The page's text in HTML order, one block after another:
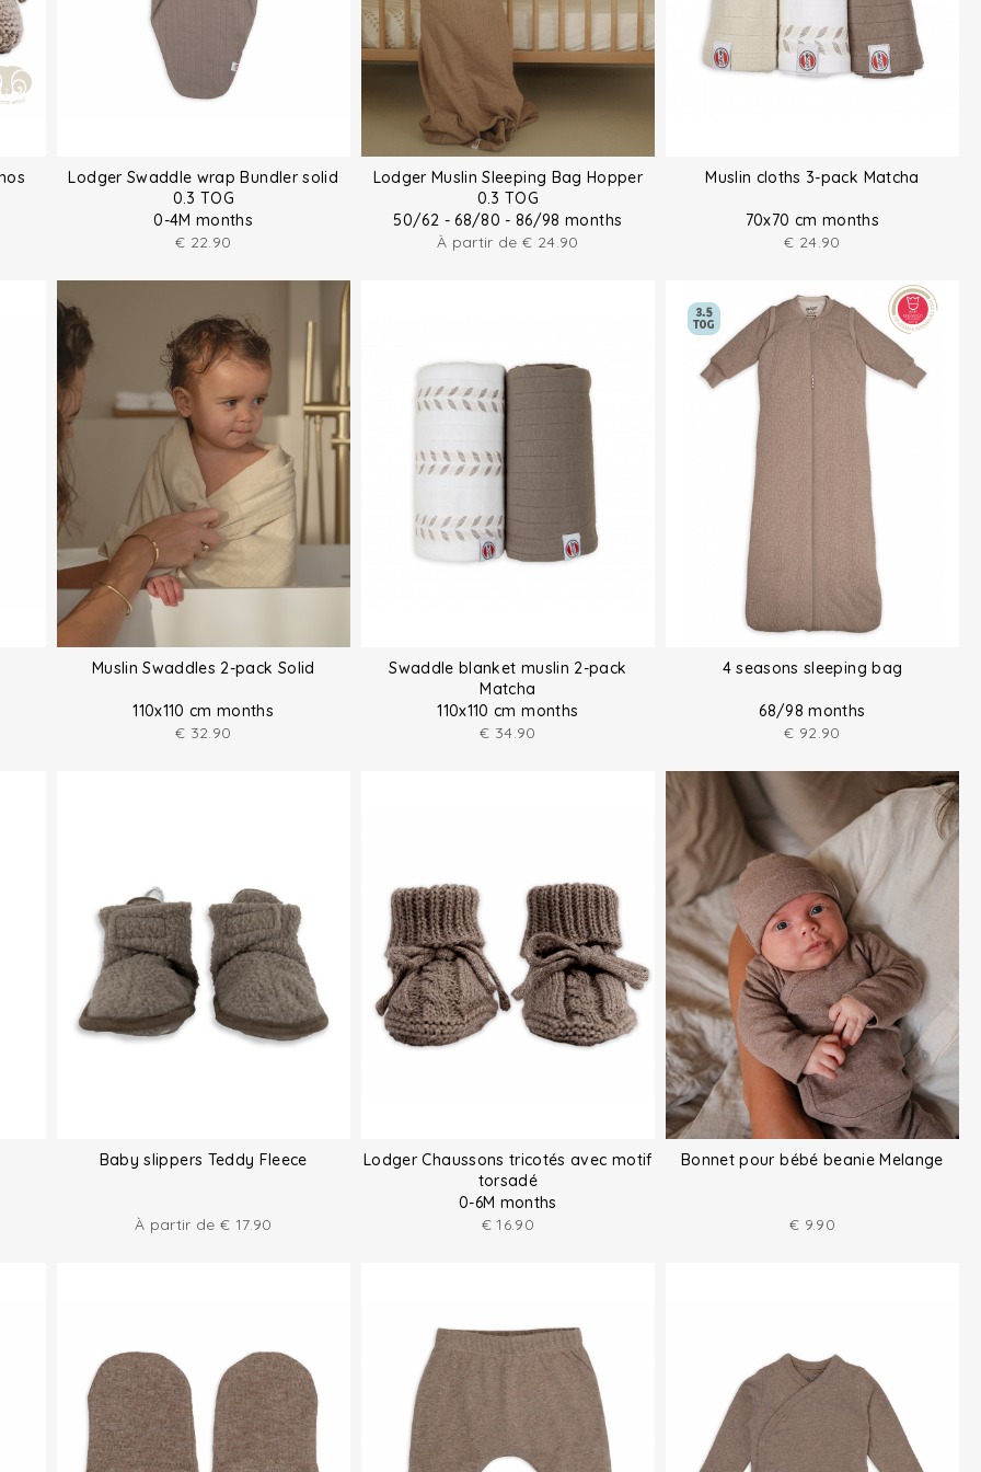
Lodger Swaddle wrap Bundler solid
0.3 TOG
0-4M months
€ 22.90
Lodger Muslin Sleeping Bag Hopper
0.3 TOG
50/62 - 68/80 - 86/98 months
À partir de€ 24.90
Muslin cloths 3-pack Matcha
70x70 cm months
€ 24.90
Muslin Swaddles 2-pack Solid
110x110 cm months
€ 32.90
Swaddle blanket muslin 2-pack
Matcha
110x110 cm months
€ 34.90
4 seasons sleeping bag
68/98 months
€ 92.90
Baby slippers Teddy Fleece
À partir de€ 17.90
Lodger Chaussons tricotés avec motif
torsadé
0-6M months
€ 16.90
Bonnet pour bébé beanie Melange
€ 9.90